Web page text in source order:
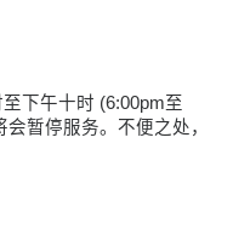
下午十时 (6:00pm至
暂停服务。不便之处，